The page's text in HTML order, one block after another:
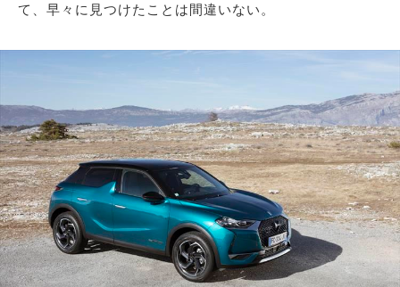
て、早々に見つけたことは間違いない。